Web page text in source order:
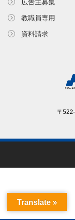
〒
広告主募集
教職員専⽤
資料請求
Translate »